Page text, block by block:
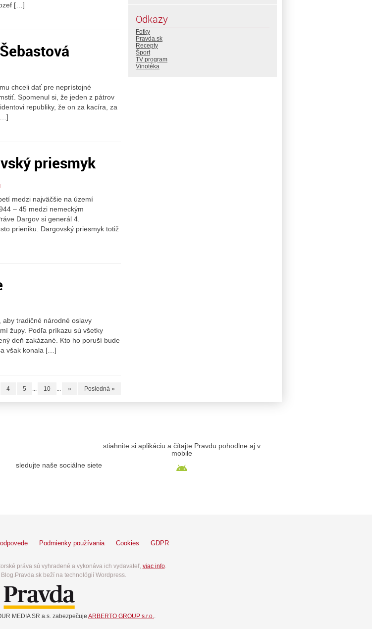
[…]
chceli dať pre neprístojné
Spomenul si, že jeden z pátrov
republiky, že on za kacíra, za
priesmyk
medzi najväčšie na území
– 45 medzi nemeckým
Dargov si generál 4.
prieniku. Dargovský priesmyk totiž
tradičné národné oslavy
župy. Podľa príkazu sú všetky
deň zakázané. Kto ho poruší bude
však konala […]
4 5 ... 10 ... » Posledná »
Odkazy
Fotky
Pravda.sk
Recepty
Šport
TV program
Vinotéka
sledujte naše sociálne siete
stiahnite si aplikáciu a čítajte Pravdu pohodlne aj v
mobile
Podmienky používania Cookies GDPR
práva sú vyhradené a vykonáva ich vydavateľ, viac info.
beží na technológií Wordpress.
MEDIA SR a.s. zabezpečuje ARBERTO GROUP s.r.o..